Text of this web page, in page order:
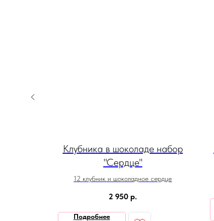
Клубника в шоколаде набор
"Сердце"
12 клубник и шоколадное сердце
2 950 р.
Подробнее